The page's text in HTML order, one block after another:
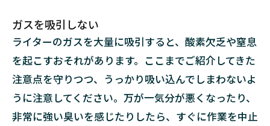
4.1
ハン
マー
など
で破
壊す
る
ガスを吸引しない
ライターのガスを大量に吸引すると、酸素欠乏や窒息
を起こすおそれがあります。ここまでご紹介してきた
注意点を守りつつ、うっかり吸い込んでしまわないよ
うに注意してください。万が一気分が悪くなったり、
非常に強い臭いを感じたりしたら、すぐに作業を中止